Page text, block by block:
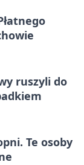
ruszyli do
Te osoby